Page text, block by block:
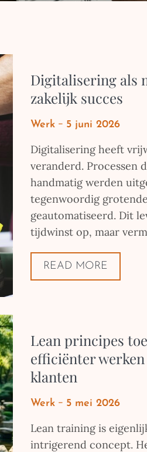
Digitalisering als
zakelijk succes
Werk
Posted
5 juni 2026
Digitalisering heeft
veranderd. Processen
handmatig werden
tegenwoordig
geautomatiseerd. Dit
tijdwinst op, maar
READ MORE
Lean principes
efficiënter
klanten
Werk
Posted
5 mei 2026
Lean training is
intrigerend concept.